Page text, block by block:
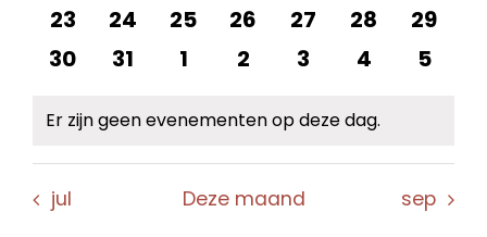
0
evenementen
23
0
evenementen
24
0
evenementen
25
0
evenementen
26
0
evenementen
27
0
28
0
29
0
30
0
31
0
1
0
2
0
3
0
4
0
5
Bericht
Er zijn geen evenementen op deze dag.
jul Deze maand sep